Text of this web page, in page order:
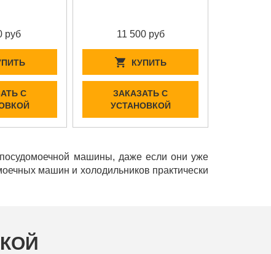
руб
С
11 500 руб
КУПИТЬ
ЗАКАЗАТЬ С
УСТАНОВКОЙ
машины, даже если они уже
машин и холодильников практически